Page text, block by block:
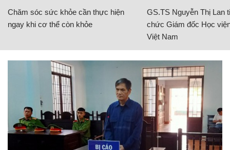
Chăm sóc sức khỏe cần thực hiện
ngay khi cơ thể còn khỏe
GS.TS Nguyễn Thị Lan
chức Giám đốc Học
Việt Nam